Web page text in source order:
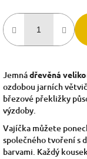
Jemnádřevěná
ozdobou jarních
březové překližky
výzdoby.
Vajíčka můžete
společného tvoření s
barvami. Každý